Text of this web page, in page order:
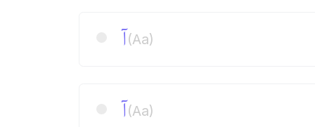
آ(Aa)
آ(Aa)